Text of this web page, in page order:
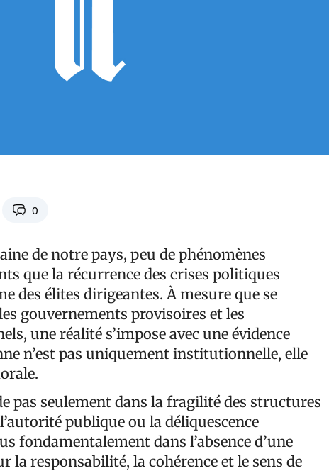
0
de notre pays, peu de phénomènes
que la récurrence des crises politiques
des élites dirigeantes. À mesure que se
gouvernements provisoires et les
une réalité s’impose avec une évidence
n’est pas uniquement institutionnelle, elle
pas seulement dans la fragilité des structures
publique ou la déliquescence
fondamentalement dans l’absence d’une
la responsabilité, la cohérence et le sens de